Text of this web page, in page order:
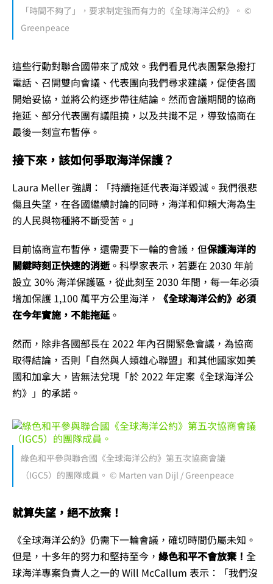
「時間不夠了」，要求制定強而有力的《全球海洋公約》。 ©
Greenpeace
這些行動對聯合國帶來了成效。我們看見代表團緊急撥打
電話、召開雙向會議、代表團向我們尋求建議，促使各國
開始妥協，並將公約逐步帶往結論。然而會議期間的協商
拖延、部分代表團有議阻撓，以及共識不足，導致協商在
最後一刻宣布暫停。
接下來，該如何爭取海洋保護？
Laura Meller 強調：「持續拖延代表海洋毀滅。我們很悲
傷且失望，在各國繼續討論的同時，海洋和仰賴大海為生
的人民與物種將不斷受苦。」
目前協商宣布暫停，還需要下一輪的會議，但保護海洋的
關鍵時刻正快速的消逝。科學家表示，若要在 2030 年前
設立 30% 海洋保護區，從此刻至 2030 年間，每一年必須
增加保護 1,100 萬平方公里海洋， 《全球海洋公約》必須
在今年實施，不能拖延。
然而，除非各國部長在 2022 年內召開緊急會議，為協商
取得結論，否則「自然與人類雄心聯盟」和其他國家如美
國和加拿大，皆無法兌現「於 2022 年定案《全球海洋公
約》」的承諾。
綠色和平參與聯合國《全球海洋公約》第五次協商會議
（IGC5）的團隊成員。 © Marten van Dijl / Greenpeace
就算失望，絕不放棄！
《全球海洋公約》仍需下一輪會議，確切時間仍屬未知。
但是，十多年的努力和堅持至今， 綠色和平不會放棄！ 全
球海洋專案負責人之一的 Will McCallum 表示：「我們沒